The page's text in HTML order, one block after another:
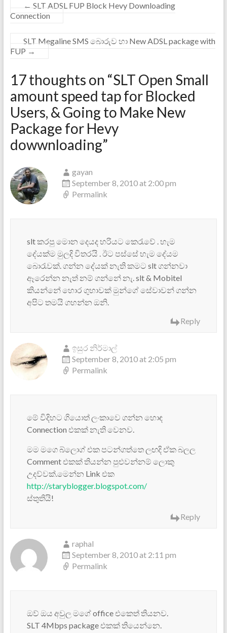
← SLT ADSL FUP Block Hevy Downloading
Connection
SLT Megaline SMS බොරුව හා New ADSL package with
FUP →
17 thoughts on “SLT Open Small
amount speed tap for Blocked
Users, & Going to Make New
Package for Hevy
dowwnloading”
gayan
September 8, 2010 at 2:00 pm
Permalink
slt කරපු මොන දෙයද හරියට කෙරැවේ . හැම
දේයක්ම මුලදි විතරයි . ඊට පස්සේ හැම දේයම
බොරැවක්. ගන්න දේයක් නැති කමට slt ගන්නවා
ඈරෙන්න නැත් නම් ගන්නේ නැ. slt & Mobitel
කියන්නේ හොර ගුහාවක් මුන්ගේ සේවාවන් ගන්න
අපිට තමයි ගහන්න ඔනි.
Reply
ඉසුර නිර්මාල්
September 8, 2010 at 2:05 pm
Permalink
මේ විදිහට ගියොත් ලංකාවෙ ගන්න හොඳ
Connection එකක් නැති වෙනව.
මම මගෙ බ්ලොග් එක පටන්ගත්තෙ ලඟදි ඒක බලල
Comment එකක් තියන්න පුළුවන්නම් ලොකු
උදව්වක්.මෙන්න Link එක
http://staryblogger.blogspot.com/
ස්තුතියි!
Reply
raphal
September 8, 2010 at 2:11 pm
Permalink
ඔව් ඔය අවුල මගේ office එකෙත් තියනව.
SLT 4Mbps package එකක් තියෙන්නෙ.